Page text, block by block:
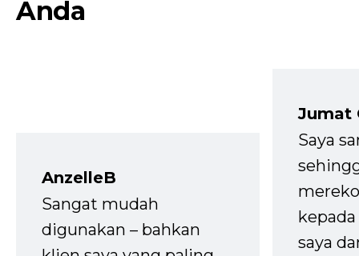
Anda
AnzelleB
Sangat mudah
digunakan – bahkan
Jumat
Saya
saya